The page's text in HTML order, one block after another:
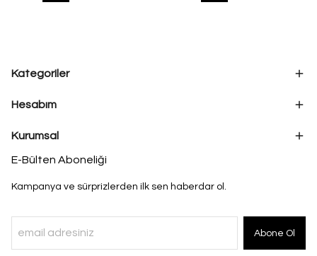
Kategoriler
Hesabım
Kurumsal
E-Bülten Aboneliği
Kampanya ve sürprizlerden ilk sen haberdar ol.
Abone Ol